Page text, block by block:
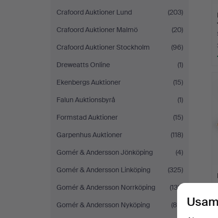
Crafoord Auktioner Lund
(203)
Crafoord Auktioner Malmö
(20)
Crafoord Auktioner Stockholm
(96)
Dreweatts Online
(1)
Ekenbergs Auktioner
(15)
Falun Auktionsbyrå
(1)
Formstad Auktioner
(15)
Garpenhus Auktioner
(118)
Gomér & Andersson Jönköping
(4)
Gomér & Andersson Linköping
(325)
Gomér & Andersson Norrköping
(132)
Gomér & Andersson Nyköping
(85)